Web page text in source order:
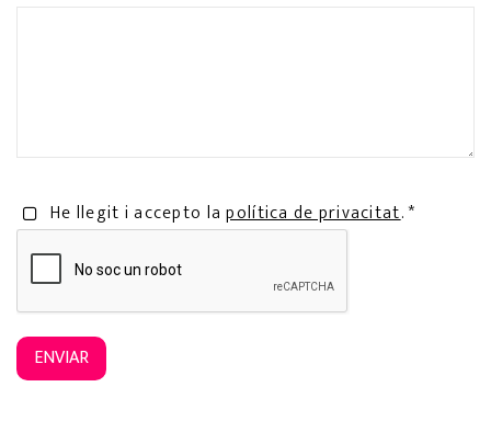
He llegit i accepto lapolítica de privacitat. *
ENVIAR